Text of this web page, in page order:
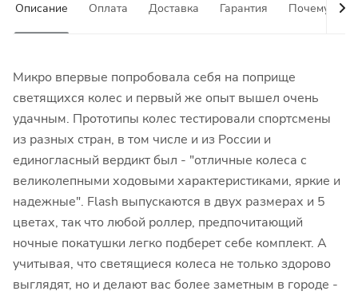
Описание Оплата Доставка Гарантия Почему у
Микро впервые попробовала себя на поприще
светящихся колес и первый же опыт вышел очень
удачным. Прототипы колес тестировали спортсмены
из разных стран, в том числе и из России и
единогласный вердикт был - "отличные колеса с
великолепными ходовыми характеристиками, яркие и
надежные". Flash выпускаются в двух размерах и 5
цветах, так что любой роллер, предпочитающий
ночные покатушки легко подберет себе комплект. А
учитывая, что светящиеся колеса не только здорово
выглядят, но и делают вас более заметным в городе -